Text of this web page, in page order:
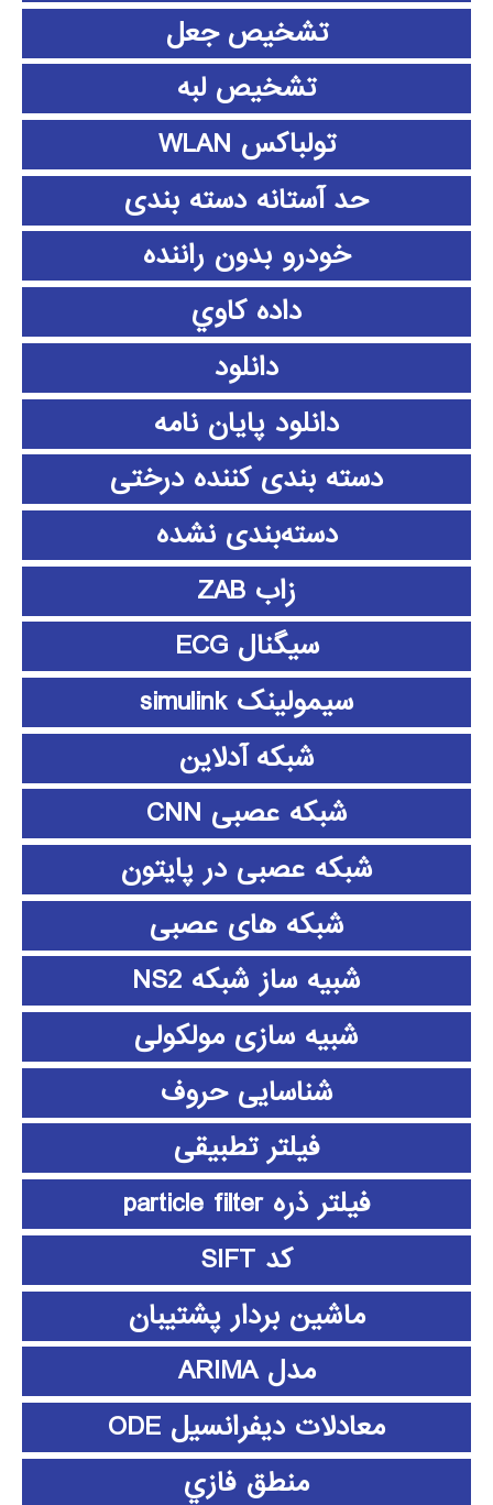
تشخیص جعل
تشخیص لبه
تولباکس WLAN
حد آستانه دسته بندی
خودرو بدون راننده
داده كاوي
دانلود
دانلود پايان نامه
دسته بندی کننده درختی
دسته‌بندی نشده
زاب ZAB
سیگنال ECG
سیمولینک simulink
شبکه آدلاین
شبکه عصبی CNN
شبکه عصبی در پایتون
شبکه های عصبی
شبیه ساز شبکه NS2
شبیه سازی مولکولی
شناسایی حروف
فیلتر تطبیقی
فیلتر ذره particle filter
کد SIFT
ماشین بردار پشتیبان
مدل ARIMA
معادلات دیفرانسیل ODE
منطق فازي